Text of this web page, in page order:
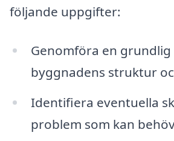
följande uppgifter:
Genomföra en
byggnadens struktur
Identifiera eventuella
problem som kan